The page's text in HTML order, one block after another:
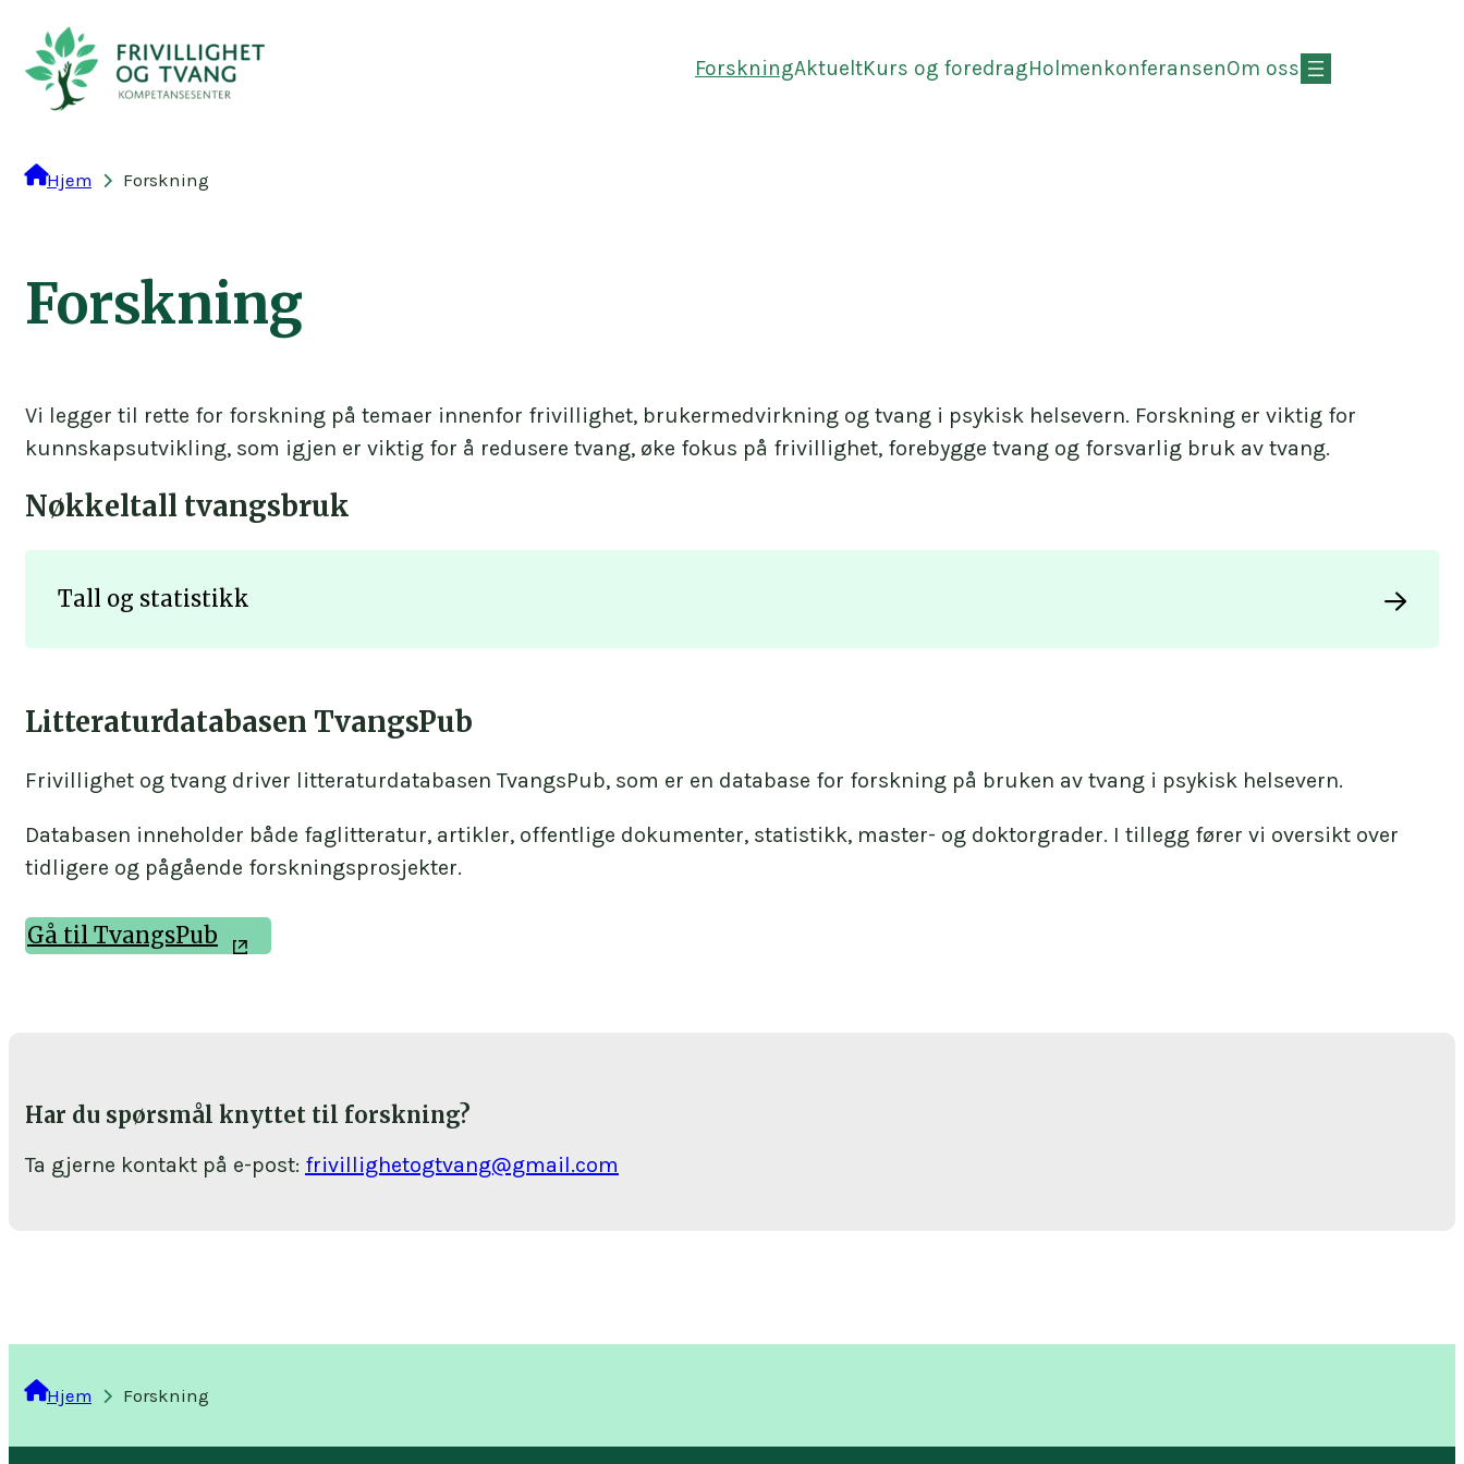
innhold
ForskningAktueltKurs og foredragHolmenkonferansenOm oss
Hjem Forskning
Forskning
Vi legger til rette for forskning på temaer innenfor frivillighet, brukermedvirkning og tvang i psykisk helsevern. Forskning er viktig for
kunnskapsutvikling, som igjen er viktig for å redusere tvang, øke fokus på frivillighet, forebygge tvang og forsvarlig bruk av tvang.
Nøkkeltall tvangsbruk
Tall og statistikk
Litteraturdatabasen TvangsPub
Frivillighet og tvang driver litteraturdatabasen TvangsPub, som er en database for forskning på bruken av tvang i psykisk helsevern.
Databasen inneholder både faglitteratur, artikler, offentlige dokumenter, statistikk, master- og doktorgrader. I tillegg fører vi oversikt over
tidligere og pågående forskningsprosjekter.
Gå til TvangsPub
Har du spørsmål knyttet til forskning?
Ta gjerne kontakt på e-post: frivillighetogtvang@gmail.com
Hjem Forskning